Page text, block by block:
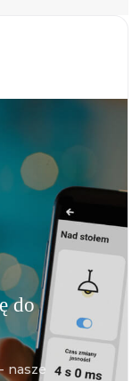
do
nasze